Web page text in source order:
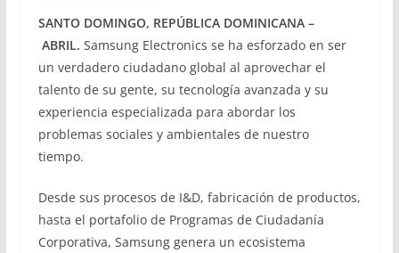
SANTO DOMINGO, REPÚBLICA DOMINICANA –
ABRIL. Samsung Electronics se ha esforzado en ser
un verdadero ciudadano global al aprovechar el
talento de su gente, su tecnología avanzada y su
experiencia especializada para abordar los
problemas sociales y ambientales de nuestro
tiempo.
Desde sus procesos de I&D, fabricación de productos,
hasta el portafolio de Programas de Ciudadanía
Corporativa, Samsung genera un ecosistema